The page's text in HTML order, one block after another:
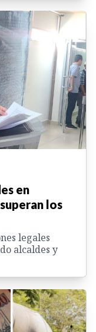
en
los
legales
alcaldes y